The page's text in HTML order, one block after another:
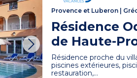
Provence et Luberon |
Résidence
de Haute-
Résidence proche du
piscines extérieures,
restauration,...